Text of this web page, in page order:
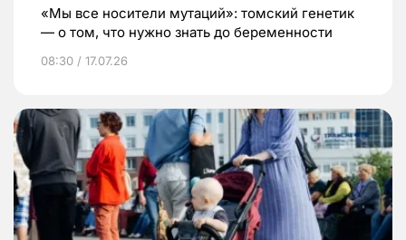
«Мы все носители мутаций»: томский генетик
— о том, что нужно знать до беременности
08:30 / 17.07.26